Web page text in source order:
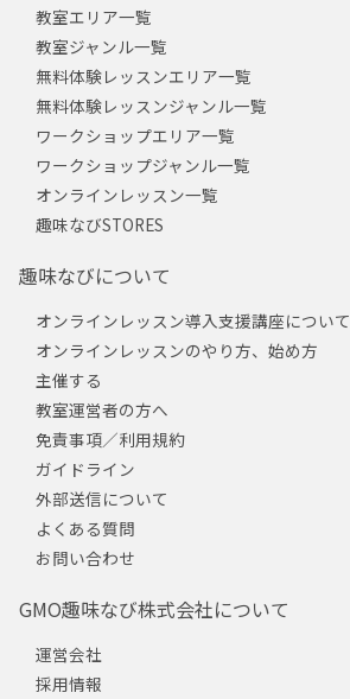
教室エリア一覧
教室ジャンル一覧
無料体験レッスンエリア一覧
無料体験レッスンジャンル一覧
ワークショップエリア一覧
ワークショップジャンル一覧
オンラインレッスン一覧
趣味なびSTORES
趣味なびについて
オンラインレッスン導入支援講座について
オンラインレッスンのやり方、始め方
主催する
教室運営者の方へ
免責事項／利用規約
ガイドライン
外部送信について
よくある質問
お問い合わせ
GMO趣味なび株式会社について
運営会社
採用情報